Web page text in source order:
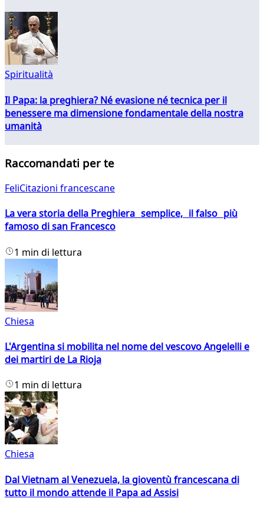
Spiritualità
Il Papa: la preghiera? Né evasione né tecnica per il
benessere ma dimensione fondamentale della nostra
umanità
Raccomandati per te
FeliCitazioni francescane
La vera storia della Preghiera semplice, il falso più
famoso di san Francesco
1 min di lettura
Chiesa
L'Argentina si mobilita nel nome del vescovo Angelelli e
dei martiri de La Rioja
1 min di lettura
Chiesa
Dal Vietnam al Venezuela, la gioventù francescana di
tutto il mondo attende il Papa ad Assisi